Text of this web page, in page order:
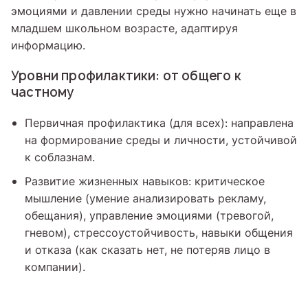
эмоциями и давлении среды нужно начинать еще в
младшем школьном возрасте, адаптируя
информацию.
Уровни профилактики: от общего к
частному
Первичная профилактика (для всех): направлена
на формирование среды и личности, устойчивой
к соблазнам.
Развитие жизненных навыков: критическое
мышление (умение анализировать рекламу,
обещания), управление эмоциями (тревогой,
гневом), стрессоустойчивость, навыки общения
и отказа (как сказать нет, не потеряв лицо в
компании).